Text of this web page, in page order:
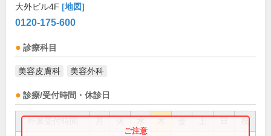
大外ビル4F [地図]
0120-175-600
診療科目
美容皮膚科 美容外科
診療/受付時間・休診日
祝